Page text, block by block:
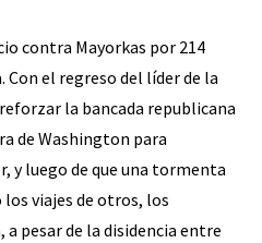
contra Mayorkas por 214
Con el regreso del líder de la
la bancada republicana
de Washington para
y luego de que una tormenta
viajes de otros, los
pesar de la disidencia entre